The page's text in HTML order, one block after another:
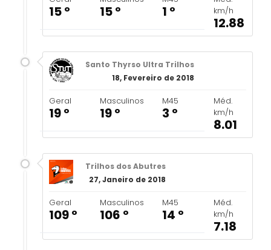
15 º 15 º 1 º
km/h
12.88
Santo Thyrso Ultra Trilhos
18, Fevereiro de 2018
Geral
19 º
Masculinos
19 º
M45
3 º
Méd.
km/h
8.01
Trilhos dos Abutres
27, Janeiro de 2018
Geral
109 º
Masculinos
106 º
M45
14 º
Méd.
km/h
7.18